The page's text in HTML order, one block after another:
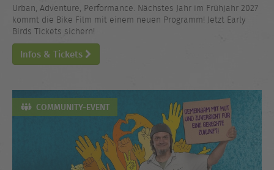
Urban, Adventure, Performance. Nächstes Jahr im Frühjahr 2027
kommt die Bike Film mit einem neuen Programm! Jetzt Early
Birds Tickets sichern!
Infos & Tickets
COMMUNITY-EVENT